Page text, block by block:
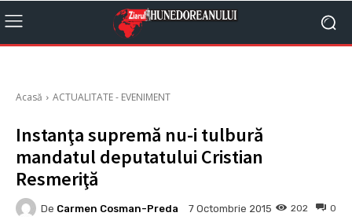
Acasă ACTUALITATE - EVENIMENT
Instanţa supremă nu-i tulbură
mandatul deputatului Cristian
Resmeriţă
De Carmen Cosman-Preda 7 Octombrie 2015 0
202